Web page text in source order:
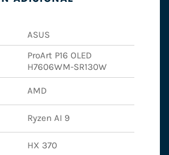
ASUS
ProArt P16 OLED
H7606WM-SR130W
AMD
Ryzen AI 9
HX 370